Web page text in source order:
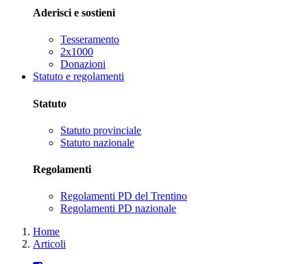
Aderisci e sostieni
Tesseramento
2x1000
Donazioni
Statuto e regolamenti
Statuto
Statuto provinciale
Statuto nazionale
Regolamenti
Regolamenti PD del Trentino
Regolamenti PD nazionale
Home
Articoli